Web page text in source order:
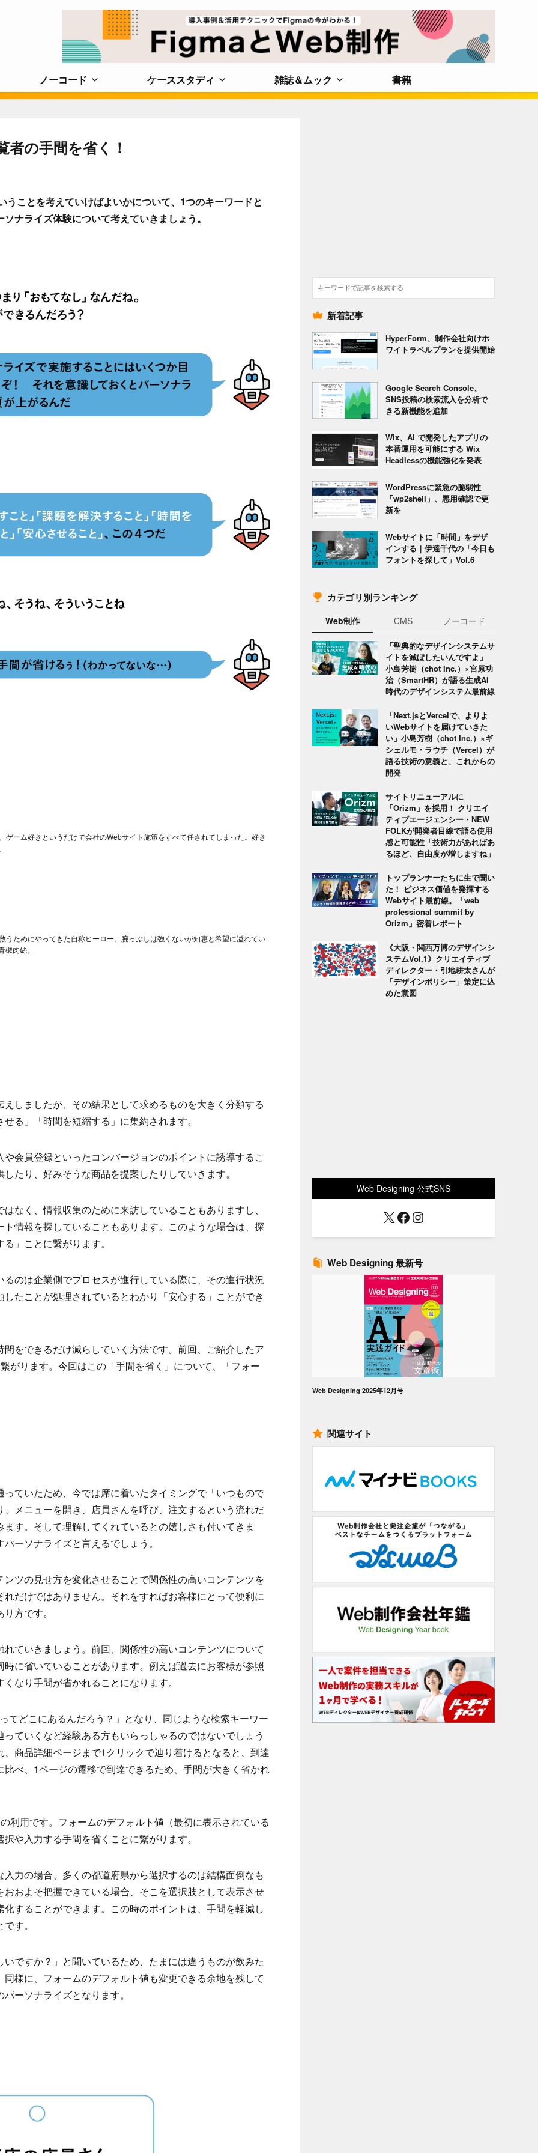
ノーコード ケーススタディ 雑誌＆ムック 書籍
の手間を省く！
ことを考えていけばよいかについて、1つのキーワードと
ナライズ体験について考えていきましょう。
ゲーム好きというだけで会社のWebサイト施策をすべて任されてしまった。好き
うためにやってきた自称ヒーロー。腕っぷしは強くないが知恵と希望に溢れてい
肉絲。
しましたが、その結果として求めるものを大きく分類する
る」「時間を短縮する」に集約されます。
会員登録といったコンバージョンのポイントに誘導するこ
たり、好みそうな商品を提案したりしていきます。
なく、情報収集のために来訪していることもありますし、
情報を探していることもあります。このような場合は、探
」ことに繋がります。
のは企業側でプロセスが進行している際に、その進行状況
たことが処理されているとわかり「安心する」ことができ
をできるだけ減らしていく方法です。前回、ご紹介したア
がります。今回はこの「手間を省く」について、「フォー
ていたため、今では席に着いたタイミングで「いつもので
メニューを開き、店員さんを呼び、注文するという流れだ
す。そして理解してくれているとの嬉しさも付いてきま
ーソナライズと言えるでしょう。
ツの見せ方を変化させることで関係性の高いコンテンツを
だけではありません。それをすればお客様にとって便利に
方です。
ていきましょう。前回、関係性の高いコンテンツについて
に省いていることがあります。例えば過去にお客様が参照
なり手間が省かれることになります。
てどこにあるんだろう？」となり、同じような検索キーワー
ていくなど経験ある方もいらっしゃるのではないでしょう
商品詳細ページまで1クリックで辿り着けるとなると、到達
べ、1ページの遷移で到達できるため、手間が大きく省かれ
利用です。フォームのデフォルト値（最初に表示されている
や入力する手間を省くことに繋がります。
力の場合、多くの都道府県から選択するのは結構面倒なも
およそ把握できている場合、そこを選択肢として表示させ
することができます。この時のポイントは、手間を軽減し
す。
ですか？」と聞いているため、たまには違うものが飲みた
様に、フォームのデフォルト値も変更できる余地を残して
ーソナライズとなります。
検
索
新着記事
HyperForm、制作会社向けホ
ワイトラベルプランを提供開始
Google Search Console、
SNS投稿の検索流入を分析で
きる新機能を追加
Wix、AI で開発したアプリの
本番運用を可能にする Wix
Headlessの機能強化を発表
WordPressに緊急の脆弱性
「wp2shell」、悪用確認で更
新を
Webサイトに「時間」をデザ
インする｜伊達千代の「今日も
フォントを探して」Vol.6
カテゴリ別ランキング
Web制作 CMS ノーコード
「聖典的なデザインシステムサ
イトを滅ぼしたいんですよ」
小島芳樹（chot Inc.）×宮原功
治（SmartHR）が語る生成AI
時代のデザインシステム最前線
「Next.jsとVercelで、よりよ
いWebサイトを届けていきた
い」小島芳樹（chot Inc.）×ギ
シェルモ・ラウチ（Vercel）が
語る技術の意義と、これからの
開発
サイトリニューアルに
「Orizm」を採用！ クリエイ
ティブエージェンシー・NEW
FOLKが開発者目線で語る使用
感と可能性「技術力があればあ
るほど、自由度が増しますね」
トップランナーたちに生で聞い
た！ ビジネス価値を発揮する
Webサイト最前線。「web
professional summit by
Orizm」密着レポート
《大阪・関西万博のデザインシ
ステムVol.1》クリエイティブ
ディレクター・引地耕太さんが
「デザインポリシー」策定に込
めた意図
Web Designing 公式SNS
X Facebook
Instagram
Web Designing 最新号
Web Designing 2025年12月号
関連サイト